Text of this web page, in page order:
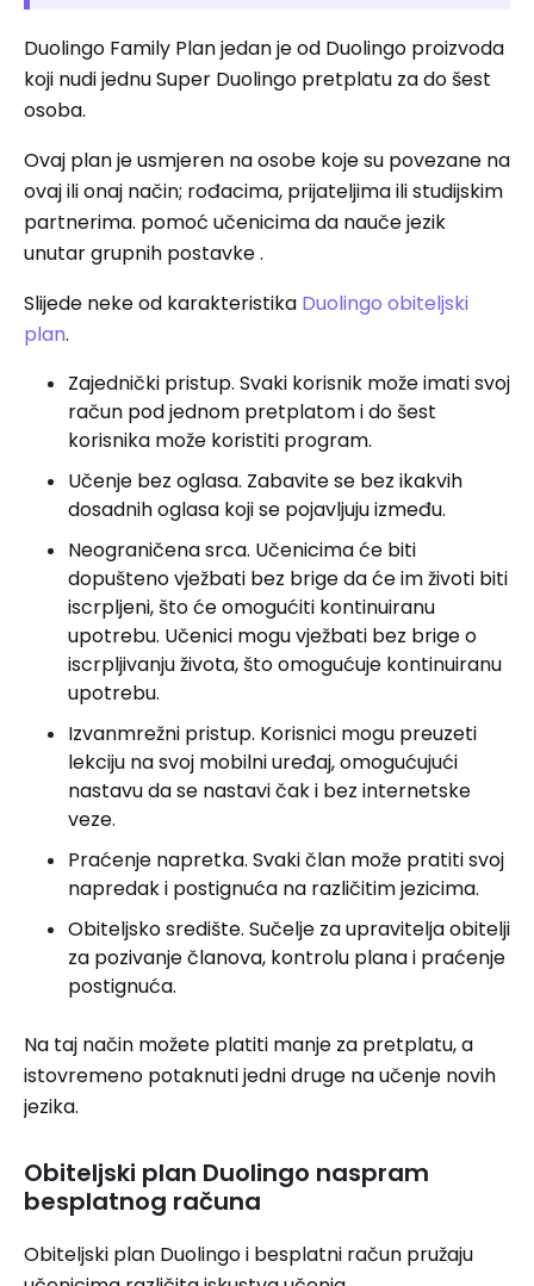
Duolingo Family Plan jedan je od Duolingo proizvoda
koji nudi jednu Super Duolingo pretplatu za do šest
osoba.
Ovaj plan je usmjeren na osobe koje su povezane na
ovaj ili onaj način; rođacima, prijateljima ili studijskim
partnerima. pomoć učenicima da nauče jezik
unutar grupnih postavke .
Slijede neke od karakteristika Duolingo obiteljski
plan.
Zajednički pristup. Svaki korisnik može imati svoj
račun pod jednom pretplatom i do šest
korisnika može koristiti program.
Učenje bez oglasa. Zabavite se bez ikakvih
dosadnih oglasa koji se pojavljuju između.
Neograničena srca. Učenicima će biti
dopušteno vježbati bez brige da će im životi biti
iscrpljeni, što će omogućiti kontinuiranu
upotrebu. Učenici mogu vježbati bez brige o
iscrpljivanju života, što omogućuje kontinuiranu
upotrebu.
Izvanmrežni pristup. Korisnici mogu preuzeti
lekciju na svoj mobilni uređaj, omogućujući
nastavu da se nastavi čak i bez internetske
veze.
Praćenje napretka. Svaki član može pratiti svoj
napredak i postignuća na različitim jezicima.
Obiteljsko središte. Sučelje za upravitelja obitelji
za pozivanje članova, kontrolu plana i praćenje
postignuća.
Na taj način možete platiti manje za pretplatu, a
istovremeno potaknuti jedni druge na učenje novih
jezika.
Obiteljski plan Duolingo naspram
besplatnog računa
Obiteljski plan Duolingo i besplatni račun pružaju